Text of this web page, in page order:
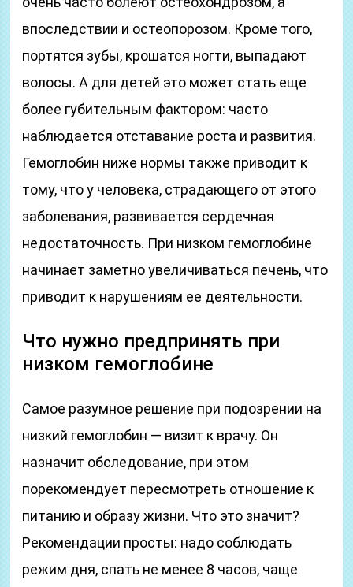
впоследствии и остеопорозом. Кроме того,
портятся зубы, крошатся ногти, выпадают
волосы. А для детей это может стать еще
более губительным фактором: часто
наблюдается отставание роста и развития.
Гемоглобин ниже нормы также приводит к
тому, что у человека, страдающего от этого
заболевания, развивается сердечная
недостаточность. При низком гемоглобине
начинает заметно увеличиваться печень, что
приводит к нарушениям ее деятельности.
Что нужно предпринять при
низком гемоглобине
Самое разумное решение при подозрении на
низкий гемоглобин — визит к врачу. Он
назначит обследование, при этом
порекомендует пересмотреть отношение к
питанию и образу жизни. Что это значит?
Рекомендации просты: надо соблюдать
режим дня, спать не менее 8 часов, чаще